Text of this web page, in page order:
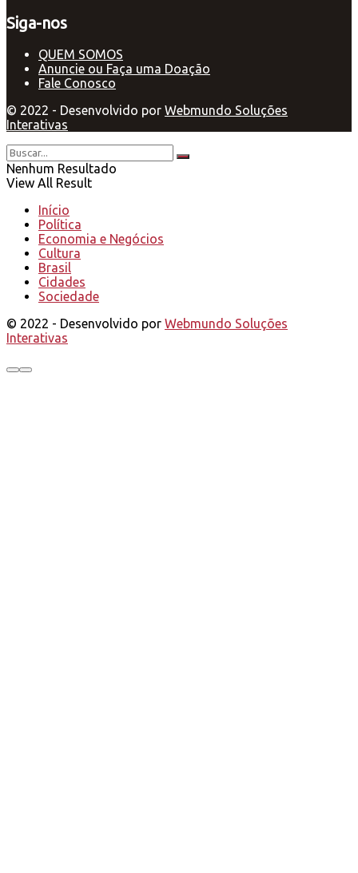
Siga-nos
QUEM SOMOS
Anuncie ou Faça uma Doação
Fale Conosco
© 2022 - Desenvolvido por Webmundo Soluções
Interativas
Nenhum Resultado
View All Result
Início
Política
Economia e Negócios
Cultura
Brasil
Cidades
Sociedade
© 2022 - Desenvolvido por Webmundo Soluções
Interativas